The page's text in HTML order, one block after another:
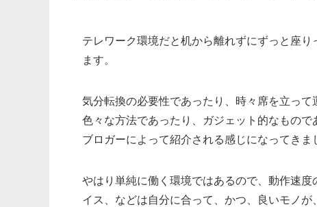
テレワーク環境だと机から離れずにずっと座
ます。
気分転換の必要性であったり、時々席を立って
色々な方法であったり、ガジェット的なもの
ブロガーによって紹介される感じになってきま
やはり単純に働く環境ではあるので、動作速
イス、などは自分に合って、かつ、良いモノが